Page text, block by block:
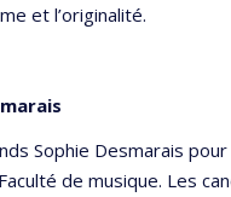
et l’originalité.
Sophie Desmarais
de musique. Les